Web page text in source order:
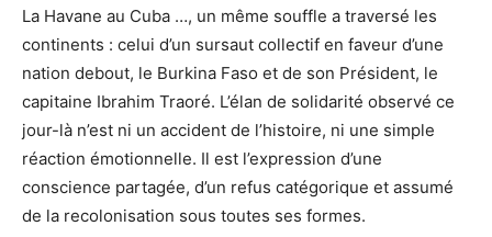
La Havane au Cuba …, un même souffle a traversé les
continents : celui d’un sursaut collectif en faveur d’une
nation debout, le Burkina Faso et de son Président, le
capitaine Ibrahim Traoré. L’élan de solidarité observé ce
jour-là n’est ni un accident de l’histoire, ni une simple
réaction émotionnelle. Il est l’expression d’une
conscience partagée, d’un refus catégorique et assumé
de la recolonisation sous toutes ses formes.